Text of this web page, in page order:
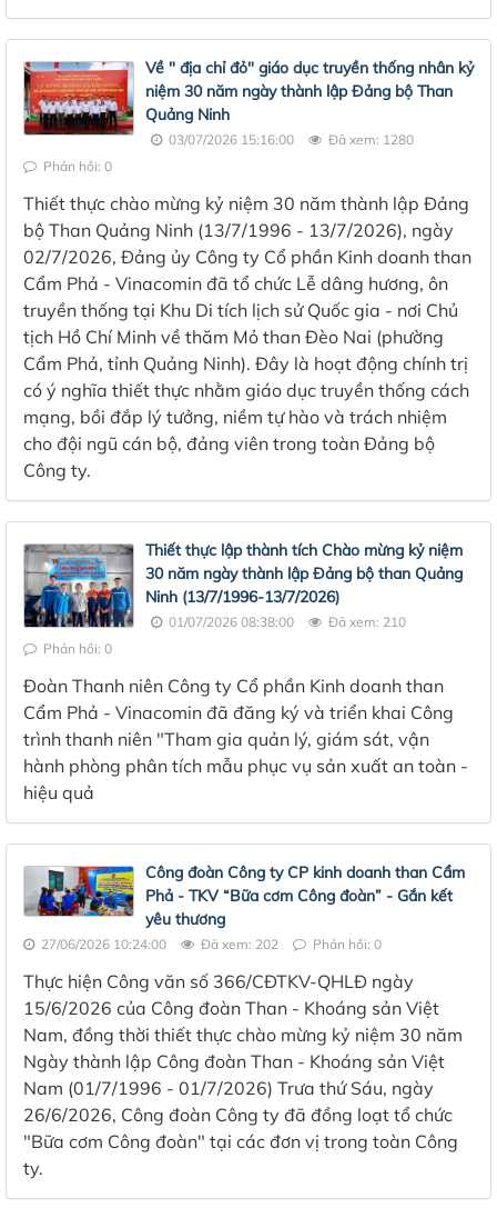
Về " địa chỉ đỏ" giáo dục truyền thống nhân kỷ
niệm 30 năm ngày thành lập Đảng bộ Than
Quảng Ninh
03/07/2026 15:16:00
Đã xem: 1280
Phản hồi: 0
Thiết thực chào mừng kỷ niệm 30 năm thành lập Đảng
bộ Than Quảng Ninh (13/7/1996 - 13/7/2026), ngày
02/7/2026, Đảng ủy Công ty Cổ phần Kinh doanh than
Cẩm Phả - Vinacomin đã tổ chức Lễ dâng hương, ôn
truyền thống tại Khu Di tích lịch sử Quốc gia - nơi Chủ
tịch Hồ Chí Minh về thăm Mỏ than Đèo Nai (phường
Cẩm Phả, tỉnh Quảng Ninh). Đây là hoạt động chính trị
có ý nghĩa thiết thực nhằm giáo dục truyền thống cách
mạng, bồi đắp lý tưởng, niềm tự hào và trách nhiệm
cho đội ngũ cán bộ, đảng viên trong toàn Đảng bộ
Công ty.
Thiết thực lập thành tích Chào mừng kỷ niệm
30 năm ngày thành lập Đảng bộ than Quảng
Ninh (13/7/1996-13/7/2026)
01/07/2026 08:38:00
Đã xem: 210
Phản hồi: 0
Đoàn Thanh niên Công ty Cổ phần Kinh doanh than
Cẩm Phả - Vinacomin đã đăng ký và triển khai Công
trình thanh niên "Tham gia quản lý, giám sát, vận
hành phòng phân tích mẫu phục vụ sản xuất an toàn -
hiệu quả
Công đoàn Công ty CP kinh doanh than Cẩm
Phả - TKV “Bữa cơm Công đoàn” - Gắn kết
yêu thương
27/06/2026 10:24:00 Đã xem: 202 Phản hồi: 0
Thực hiện Công văn số 366/CĐTKV-QHLĐ ngày
15/6/2026 của Công đoàn Than - Khoáng sản Việt
Nam, đồng thời thiết thực chào mừng kỷ niệm 30 năm
Ngày thành lập Công đoàn Than - Khoáng sản Việt
Nam (01/7/1996 - 01/7/2026) Trưa thứ Sáu, ngày
26/6/2026, Công đoàn Công ty đã đồng loạt tổ chức
"Bữa cơm Công đoàn" tại các đơn vị trong toàn Công
ty.